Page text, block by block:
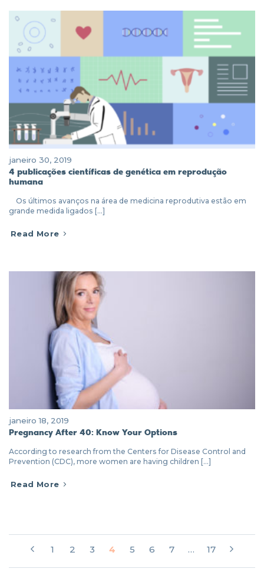
janeiro 30, 2019
4 publicações científicas de genética em reprodução
humana
Os últimos avanços na área de medicina reprodutiva estão em
grande medida ligados [...]
Read More
janeiro 18, 2019
Pregnancy After 40: Know Your Options
According to research from the Centers for Disease Control and
Prevention (CDC), more women are having children [...]
Read More
1 2 3 4 5 6 7 … 17